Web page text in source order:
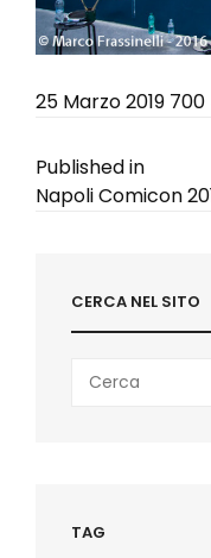
Posted
25 Marzo 2019 Full
700
articoli
Published in
Napoli Comicon
CERCA NEL SITO
for:
TAG